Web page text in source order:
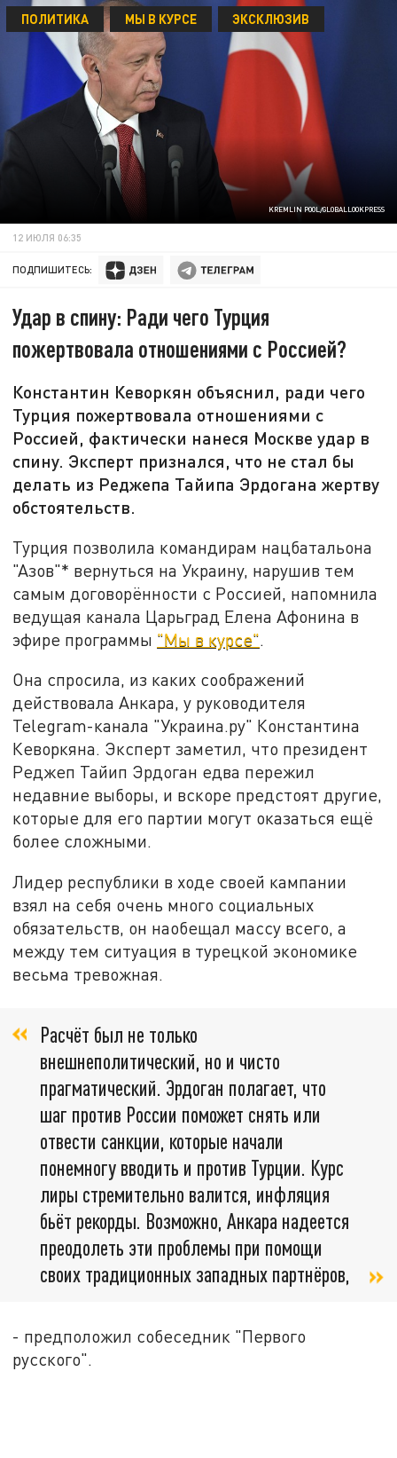
KREMLIN POOL/GLOBALLOOKPRESS
ПОЛИТИКА МЫ В КУРСЕ ЭКСКЛЮЗИВ
12 ИЮЛЯ 06:35
ПОДПИШИТЕСЬ:
Удар в спину: Ради чего Турция
пожертвовала отношениями с Россией?
Константин Кеворкян объяснил, ради чего
Турция пожертвовала отношениями с
Россией, фактически нанеся Москве удар в
спину. Эксперт признался, что не стал бы
делать из Реджепа Тайипа Эрдогана жертву
обстоятельств.
Турция позволила командирам нацбатальона
"Азов"* вернуться на Украину, нарушив тем
самым договорённости с Россией, напомнила
ведущая канала Царьград Елена Афонина в
эфире программы "Мы в курсе".
Она спросила, из каких соображений
действовала Анкара, у руководителя
Telegram-канала "Украина.ру" Константина
Кеворкяна. Эксперт заметил, что президент
Реджеп Тайип Эрдоган едва пережил
недавние выборы, и вскоре предстоят другие,
которые для его партии могут оказаться ещё
более сложными.
Лидер республики в ходе своей кампании
взял на себя очень много социальных
обязательств, он наобещал массу всего, а
между тем ситуация в турецкой экономике
весьма тревожная.
Расчёт был не только
внешнеполитический, но и чисто
прагматический. Эрдоган полагает, что
шаг против России поможет снять или
отвести санкции, которые начали
понемногу вводить и против Турции. Курс
лиры стремительно валится, инфляция
бьёт рекорды. Возможно, Анкара надеется
преодолеть эти проблемы при помощи
своих традиционных западных партнёров,
- предположил собеседник "Первого
русского".